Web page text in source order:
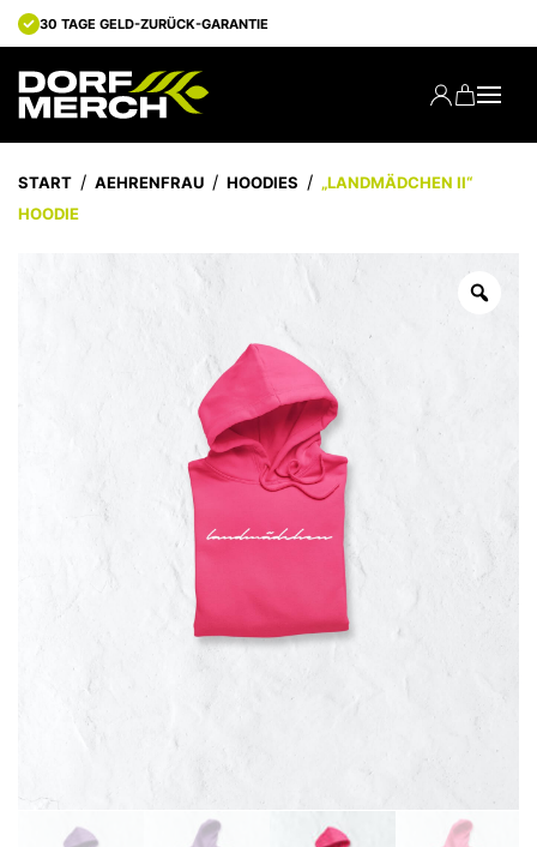
30 TAGE GELD-ZURÜCK-GARANTIE
START AEHRENFRAU HOODIES
„LANDMÄDCHEN II“
HOODIE